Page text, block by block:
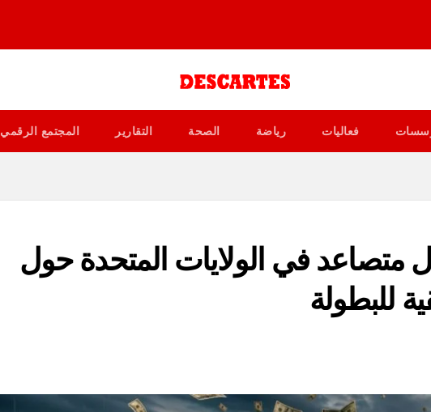
فعاليات رياضة الصحة التقارير المجتمع الرقمي
2026: جدل متصاعد في الولايات المتحدة حول
للبطولة